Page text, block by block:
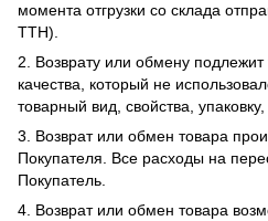
момента отгрузки со склада
ТТН).
2. Возврату или обмену
качества, который не
товарный вид, свойства,
3. Возврат или обмен товара
Покупателя. Все расходы на
Покупатель.
4. Возврат или обмен товара